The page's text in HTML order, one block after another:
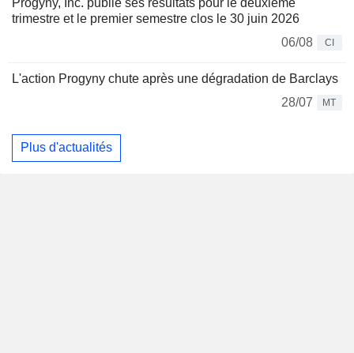
trimestre et le premier semestre clos le 30 juin 2026
06/08
CI
L'action Progyny chute après une dégradation de Barclays
28/07
MT
Plus d'actualités